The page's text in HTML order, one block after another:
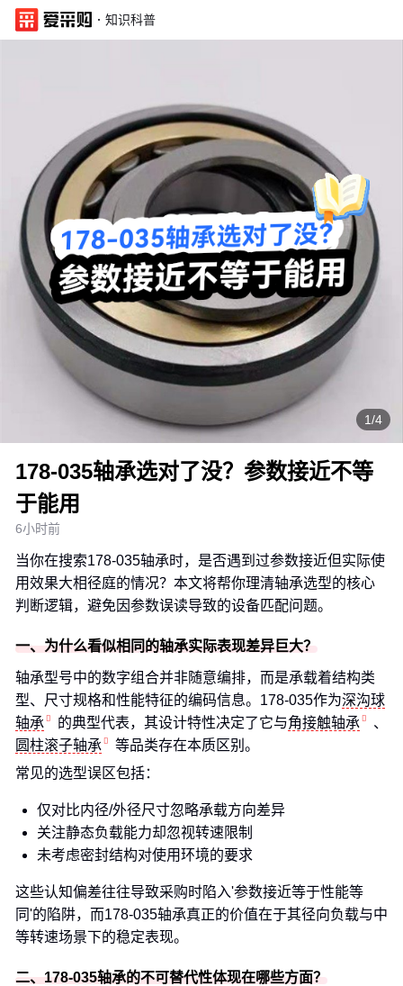
· 知识科普
1/4
178-035轴承选对了没？参数接近不等
于能用
6小时前
当你在搜索178-035轴承时，是否遇到过参数接近但实际使
用效果大相径庭的情况？本文将帮你理清轴承选型的核心
判断逻辑，避免因参数误读导致的设备匹配问题。
一、为什么看似相同的轴承实际表现差异巨大？
轴承型号中的数字组合并非随意编排，而是承载着结构类
型、尺寸规格和性能特征的编码信息。178-035作为深沟球
轴承
的典型代表，其设计特性决定了它与角接触轴承
、
圆柱滚子轴承
等品类存在本质区别。
常见的选型误区包括：
仅对比内径/外径尺寸忽略承载方向差异
关注静态负载能力却忽视转速限制
未考虑密封结构对使用环境的要求
这些认知偏差往往导致采购时陷入'参数接近等于性能等
同'的陷阱，而178-035轴承真正的价值在于其径向负载与中
等转速场景下的稳定表现。
二、178-035轴承的不可替代性体现在哪些方面？